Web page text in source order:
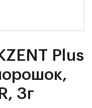
Plus
3г